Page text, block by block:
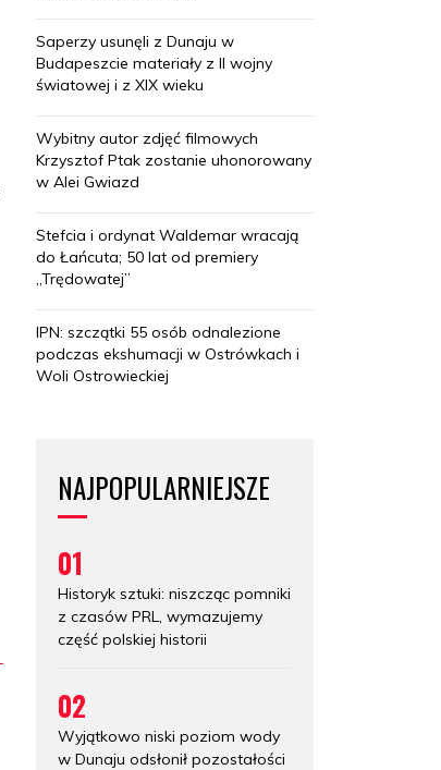
Saperzy usunęli z Dunaju w
Budapeszcie materiały z II wojny
światowej i z XIX wieku
Wybitny autor zdjęć filmowych
Krzysztof Ptak zostanie uhonorowany
w Alei Gwiazd
Stefcia i ordynat Waldemar wracają
do Łańcuta; 50 lat od premiery
„Trędowatej”
IPN: szczątki 55 osób odnalezione
podczas ekshumacji w Ostrówkach i
Woli Ostrowieckiej
NAJPOPULARNIEJSZE
01
Historyk sztuki: niszcząc pomniki
z czasów PRL, wymazujemy
część polskiej historii
02
Wyjątkowo niski poziom wody
w Dunaju odsłonił pozostałości